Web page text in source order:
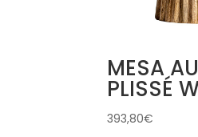
MESA
PLISSÉ
393,80€